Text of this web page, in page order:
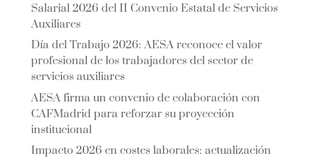
Salarial 2026 del II Convenio Estatal de Servicios
Auxiliares
Día del Trabajo 2026: AESA reconoce el valor
profesional de los trabajadores del sector de
servicios auxiliares
AESA firma un convenio de colaboración con
CAFMadrid para reforzar su proyección
institucional
Impacto 2026 en costes laborales: actualización